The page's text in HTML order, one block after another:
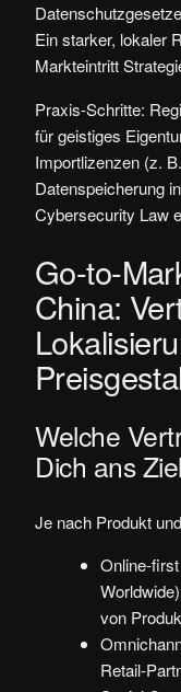
Ein starker, lokaler
Markteintritt
Praxis-Schritte:
für geistiges
Importlizenzen (z.
Datenspeicherung
Cybersecurity Law
Go-to-
China:
Welche
Dich ans
Je nach Produkt
Online-
von
Retail-